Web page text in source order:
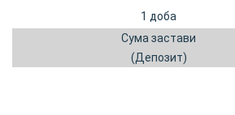
1 доба
Сума застави
(Депозит)